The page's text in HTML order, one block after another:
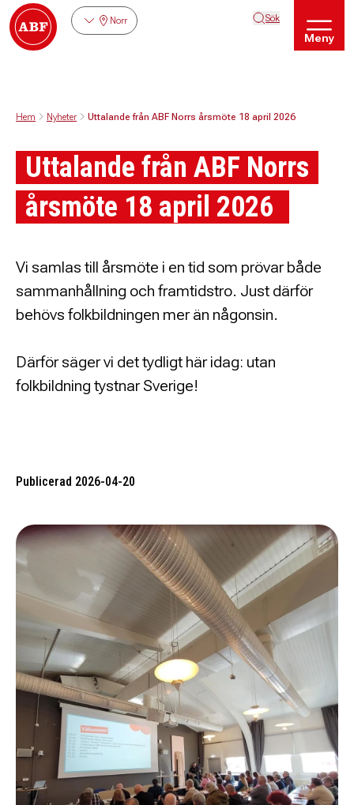
Norr Sök
Meny
Hem Nyheter Uttalande från ABF Norrs årsmöte 18 april 2026
Uttalande från ABF Norrs
årsmöte 18 april 2026
Vi samlas till årsmöte i en tid som prövar både
sammanhållning och framtidstro. Just därför
behövs folkbildningen mer än någonsin.
Därför säger vi det tydligt här idag: utan
folkbildning tystnar Sverige!
Publicerad 2026-04-20